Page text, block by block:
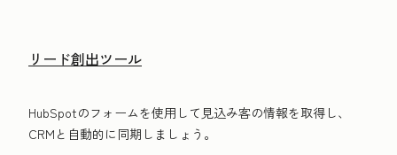
リード創出ツール
HubSpotのフォームを使用して見込み客の情報を取得し、
CRMと自動的に同期しましょう。